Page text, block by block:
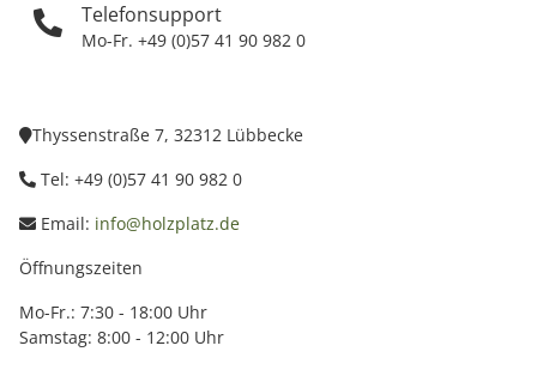
Telefonsupport
Mo-Fr. +49 (0)57 41 90 982 0
Thyssenstraße 7, 32312 Lübbecke
Tel: +49 (0)57 41 90 982 0
Email: info@holzplatz.de
Öffnungszeiten
Mo-Fr.: 7:30 - 18:00 Uhr
Samstag: 8:00 - 12:00 Uhr